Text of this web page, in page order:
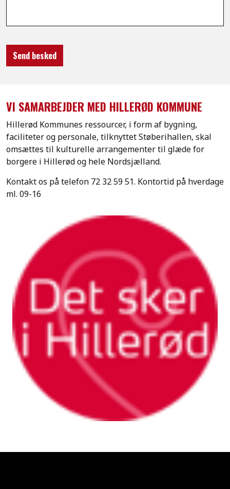
Send besked
VI SAMARBEJDER MED HILLERØD KOMMUNE
Hillerød Kommunes ressourcer, i form af bygning,
faciliteter og personale, tilknyttet Støberihallen, skal
omsættes til kulturelle arrangementer til glæde for
borgere i Hillerød og hele Nordsjælland.
Kontakt os på telefon 72 32 59 51. Kontortid på hverdage
ml. 09-16